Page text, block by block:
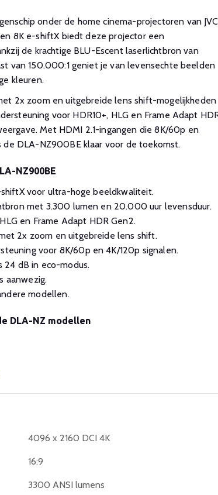
onder de home cinema-projectoren van
8K e-shiftX biedt deze projector een
de krachtige BLU-Escent laserlichtbron van
van 150.000:1 geniet je van levensechte beelden
kleuren.
2x zoom en uitgebreide lens shift-mogelijkheden
voor HDR10+, HLG en Frame Adapt
Met HDMI 2.1-ingangen die 8K/60p en
de DLA-NZ900BE klaar voor de toekomst.
NZ900BE
voor ultra-hoge beeldkwaliteit.
met 3.300 lumen en 20.000 uur levensduur.
en Frame Adapt HDR Gen2.
2x zoom en uitgebreide lens shift.
voor 8K/60p en 4K/120p signalen.
24 dB in eco-modus.
aanwezig.
modellen.
DLA-NZ modellen
4096 x 2160 DCI 4K
16:9
3300 ANSI lumens